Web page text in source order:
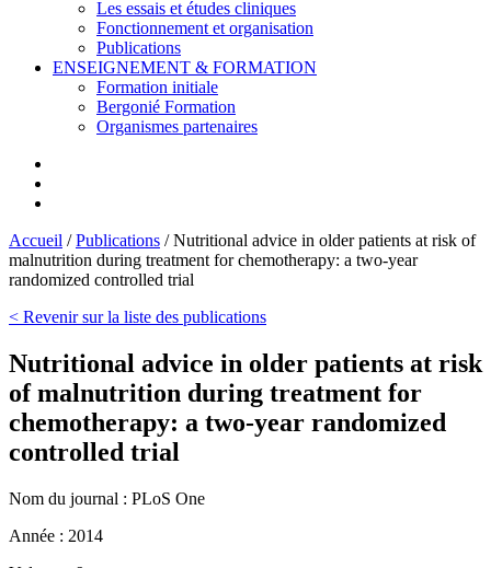
Les essais et études cliniques
Fonctionnement et organisation
Publications
ENSEIGNEMENT & FORMATION
Formation initiale
Bergonié Formation
Organismes partenaires
Accueil /Publications /Nutritional advice in older patients at risk of
malnutrition during treatment for chemotherapy: a two-year
randomized controlled trial
< Revenir sur la liste des publications
Nutritional advice in older patients at risk
of malnutrition during treatment for
chemotherapy: a two-year randomized
controlled trial
Nom du journal : PLoS One
Année : 2014